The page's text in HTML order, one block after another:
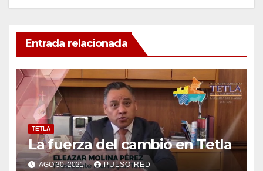
Entrada relacionada
TETLA
La fuerza del cambio en Tetla
AGO 30, 2021 PULSO-RED